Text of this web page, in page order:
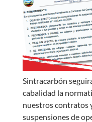
Sintracarbón
cabalidad la
nuestros contratos
suspensiones de